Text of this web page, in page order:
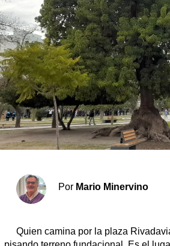
Sociedad y tiempo libre
Es
El tiempo
Cartón Lleno
Clasificados
Horóscopo
Servicios
Por Mario Minervino
Quien camina por la plaza